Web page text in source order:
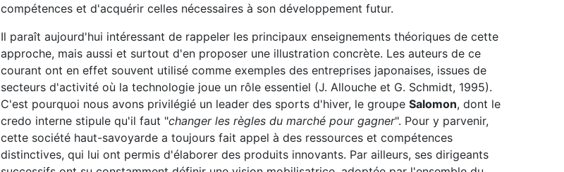
compétences et d'acquérir celles nécessaires à son développement futur.
Il paraît aujourd'hui intéressant de rappeler les principaux enseignements théoriques de cette
approche, mais aussi et surtout d'en proposer une illustration concrète. Les auteurs de ce
courant ont en effet souvent utilisé comme exemples des entreprises japonaises, issues de
secteurs d'activité où la technologie joue un rôle essentiel (J. Allouche et G. Schmidt, 1995).
C'est pourquoi nous avons privilégié un leader des sports d'hiver, le groupe Salomon, dont le
credo interne stipule qu'il faut "changer les règles du marché pour gagner". Pour y parvenir,
cette société haut-savoyarde a toujours fait appel à des ressources et compétences
distinctives, qui lui ont permis d'élaborer des produits innovants. Par ailleurs, ses dirigeants